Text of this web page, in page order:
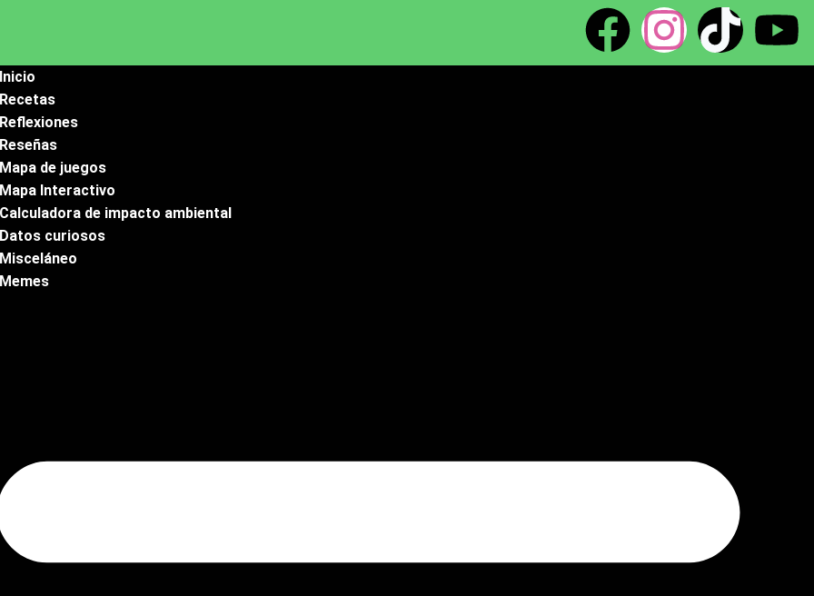
Inicio
Recetas
Reflexiones
Reseñas
Mapa de juegos
Mapa Interactivo
Calculadora de impacto ambiental
Datos curiosos
Misceláneo
Memes